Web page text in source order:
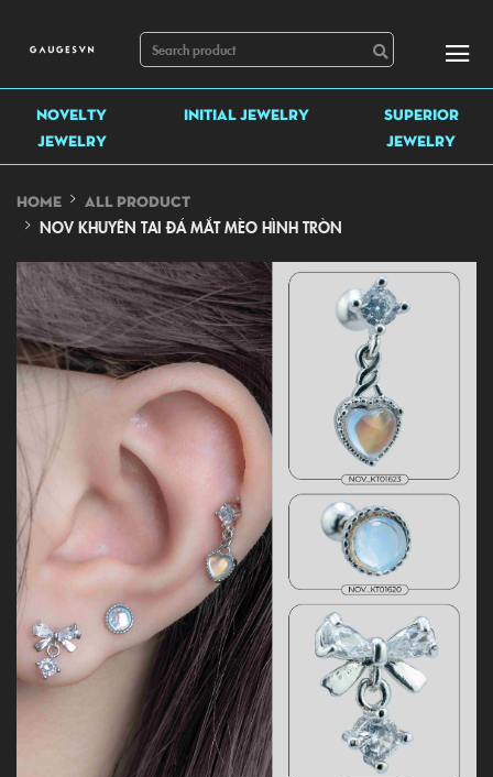
NOVELTY
JEWELRY
INITIAL JEWELRY
SUPERIOR
JEWELRY
HOME ALL PRODUCT
NOV KHUYÊN TAI ĐÁ MẮT MÈO HÌNH TRÒN